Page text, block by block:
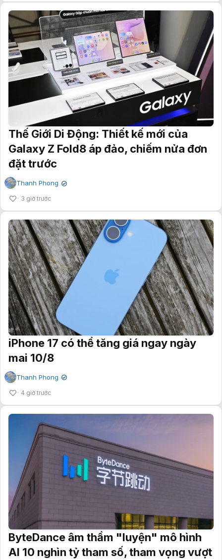
Thế Giới Di Động: Thiết kế mới của
Galaxy Z Fold8 áp đảo, chiếm nửa đơn
đặt trước
Thanh Phong ✔
3 giờ trước
iPhone 17 có thể tăng giá ngay ngày
mai 10/8
Thanh Phong ✔
4 giờ trước
ByteDance âm thầm "luyện" mô hình
AI 10 nghìn tỷ tham số, tham vọng vượt